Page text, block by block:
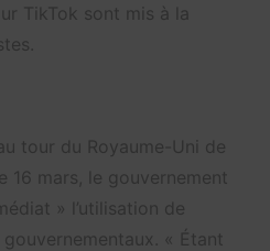
TikTok sont mis à la
tour du Royaume-Uni de
16 mars, le gouvernement
» l’utilisation de
gouvernementaux. « Étant